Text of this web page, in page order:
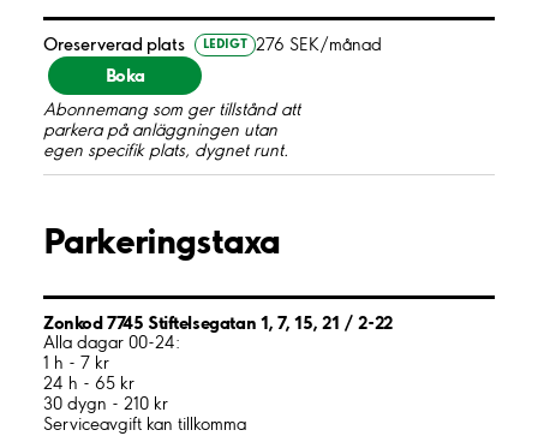
Oreserverad plats LEDIGT 276 SEK/månad
Boka
Abonnemang som ger tillstånd att
parkera på anläggningen utan
egen specifik plats, dygnet runt.
Parkeringstaxa
Zonkod 7745 Stiftelsegatan 1, 7, 15, 21 / 2-22
Alla dagar 00-24:
1 h - 7 kr
24 h - 65 kr
30 dygn - 210 kr
Serviceavgift kan tillkomma